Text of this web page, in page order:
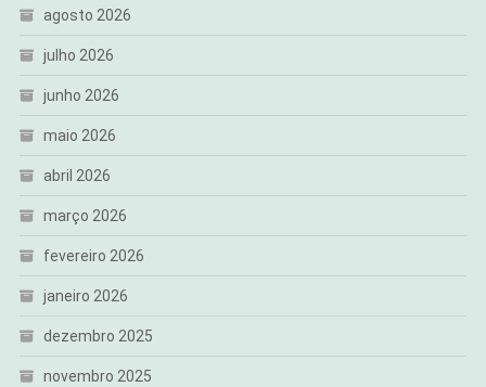
agosto 2026
julho 2026
junho 2026
maio 2026
abril 2026
março 2026
fevereiro 2026
janeiro 2026
dezembro 2025
novembro 2025